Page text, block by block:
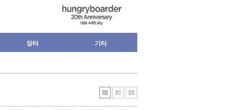
장터 기타